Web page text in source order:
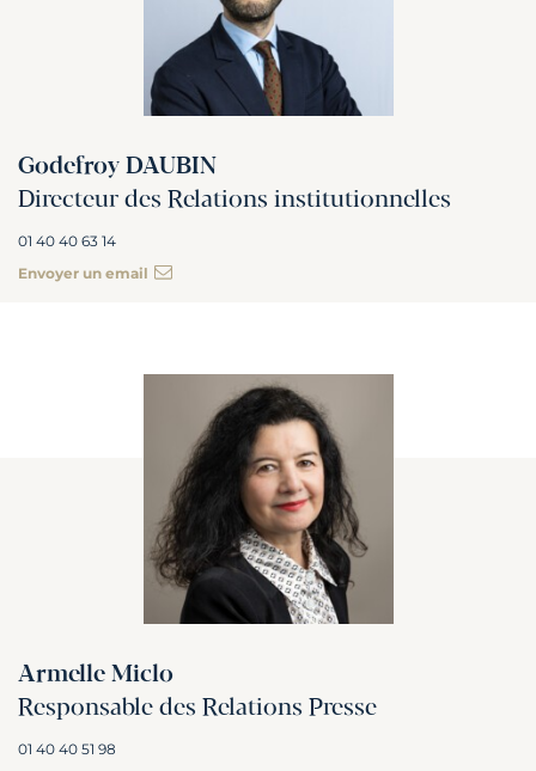
Godefroy DAUBIN
Directeur des Relations institutionnelles
01 40 40 63 14
Envoyer un email
Armelle Miclo
Responsable des Relations Presse
01 40 40 51 98